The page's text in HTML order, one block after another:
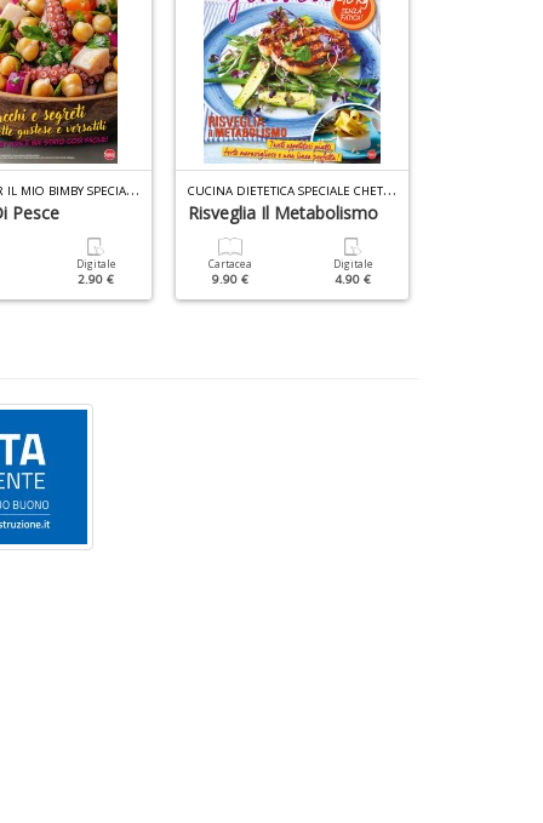
R
ICETTE PER IL MIO BIMBY SPECIALE N.10
Pesce
Digitale
2.90 €
C
UCINA DIETETICA SPECIALE CHETO N.1
Risveglia Il Metabolismo
Cartacea
9.90 €
Digitale
4.90 €